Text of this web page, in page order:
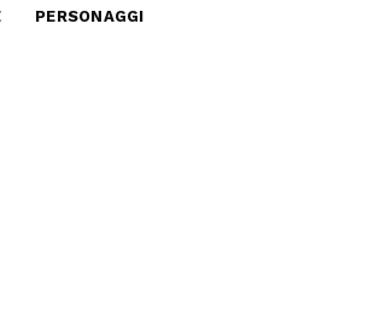
PERSONAGGI